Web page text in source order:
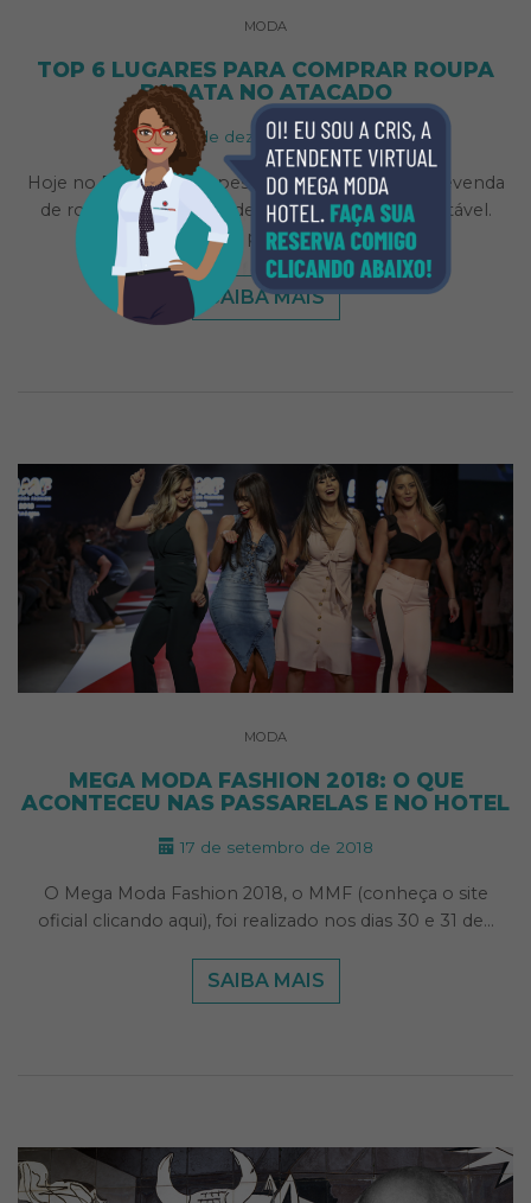
MODA
TOP 6 LUGARES PARA COMPRAR ROUPA
BARATA NO ATACADO
12 de dezembro de 2018
Hoje no Brasil, muitas pessoas encontraram na revenda
de roupas uma forma de negócio bastante rentável.
Contudo, para tornar a…
SAIBA MAIS
MODA
MEGA MODA FASHION 2018: O QUE
ACONTECEU NAS PASSARELAS E NO HOTEL
17 de setembro de 2018
O Mega Moda Fashion 2018, o MMF (conheça o site
oficial clicando aqui), foi realizado nos dias 30 e 31 de…
SAIBA MAIS